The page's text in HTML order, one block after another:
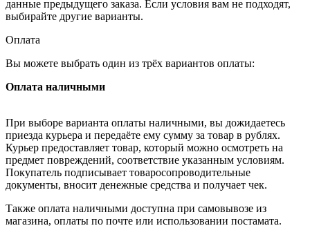
данные предыдущего заказа. Если условия вам не подходят,
выбирайте другие варианты.
Оплата
Вы можете выбрать один из трёх вариантов оплаты:
Оплата наличными
При выборе варианта оплаты наличными, вы дожидаетесь
приезда курьера и передаёте ему сумму за товар в рублях.
Курьер предоставляет товар, который можно осмотреть на
предмет повреждений, соответствие указанным условиям.
Покупатель подписывает товаросопроводительные
документы, вносит денежные средства и получает чек.
Также оплата наличными доступна при самовывозе из
магазина, оплаты по почте или использовании постамата.